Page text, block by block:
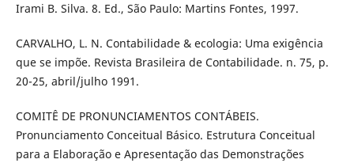
Irami B. Silva. 8. Ed., São Paulo: Martins Fontes, 1997.
CARVALHO, L. N. Contabilidade & ecologia: Uma exigência
que se impõe. Revista Brasileira de Contabilidade. n. 75, p.
20-25, abril/julho 1991.
COMITÊ DE PRONUNCIAMENTOS CONTÁBEIS.
Pronunciamento Conceitual Básico. Estrutura Conceitual
para a Elaboração e Apresentação das Demonstrações